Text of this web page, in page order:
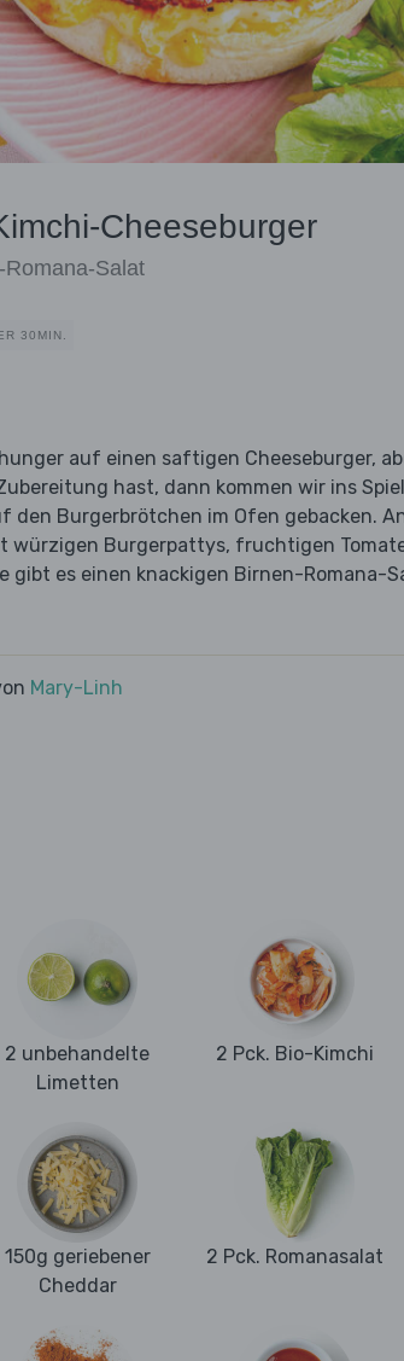
Cheeseburger
Romana-Salat
30MIN.
auf einen saftigen Cheeseburger,
hast, dann kommen wir ins
den Burgerbrötchen im Ofen gebacken.
würzigen Burgerpattys, fruchtigen
gibt es einen knackigen Birnen-Romana-
Mary-Linh
2 unbehandelte
Limetten
2 Pck. Bio-Kimchi
150g geriebener
Cheddar
2 Pck. Romanasalat